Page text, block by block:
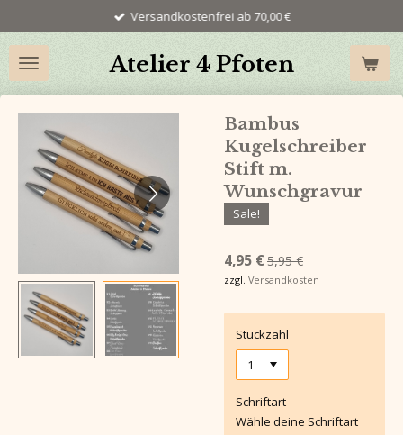
springen
Atelier 4 Pfoten
Versandkostenfrei ab 70,00 €
Bambus
Kugelschreiber
Stift m.
Wunschgravur
Sale!
4,95 € 5,95 €
zzgl. Versandkosten
Stückzahl
Schriftart
Wähle deine Schriftart